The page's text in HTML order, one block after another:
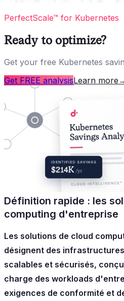
PerfectScale™ for Kubernetes
Ready to optimize?
Get your free Kubernetes
Get FREE analysisLearn more
Définition rapide : les
computing d'entreprise
Les solutions de cloud
désignent des
scalables et sécurisés,
charge des workloads
exigences de conformité et